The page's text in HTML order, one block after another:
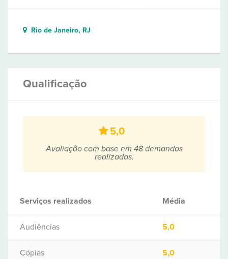
Rio de Janeiro, RJ
Qualificação
5,0
Avaliação com base em 48 demandas
realizadas.
Serviços realizados Média
Audiências 5,0
Cópias 5,0